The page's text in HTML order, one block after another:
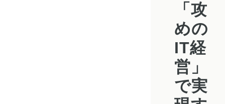
「攻
めの
IT経
営」
で実